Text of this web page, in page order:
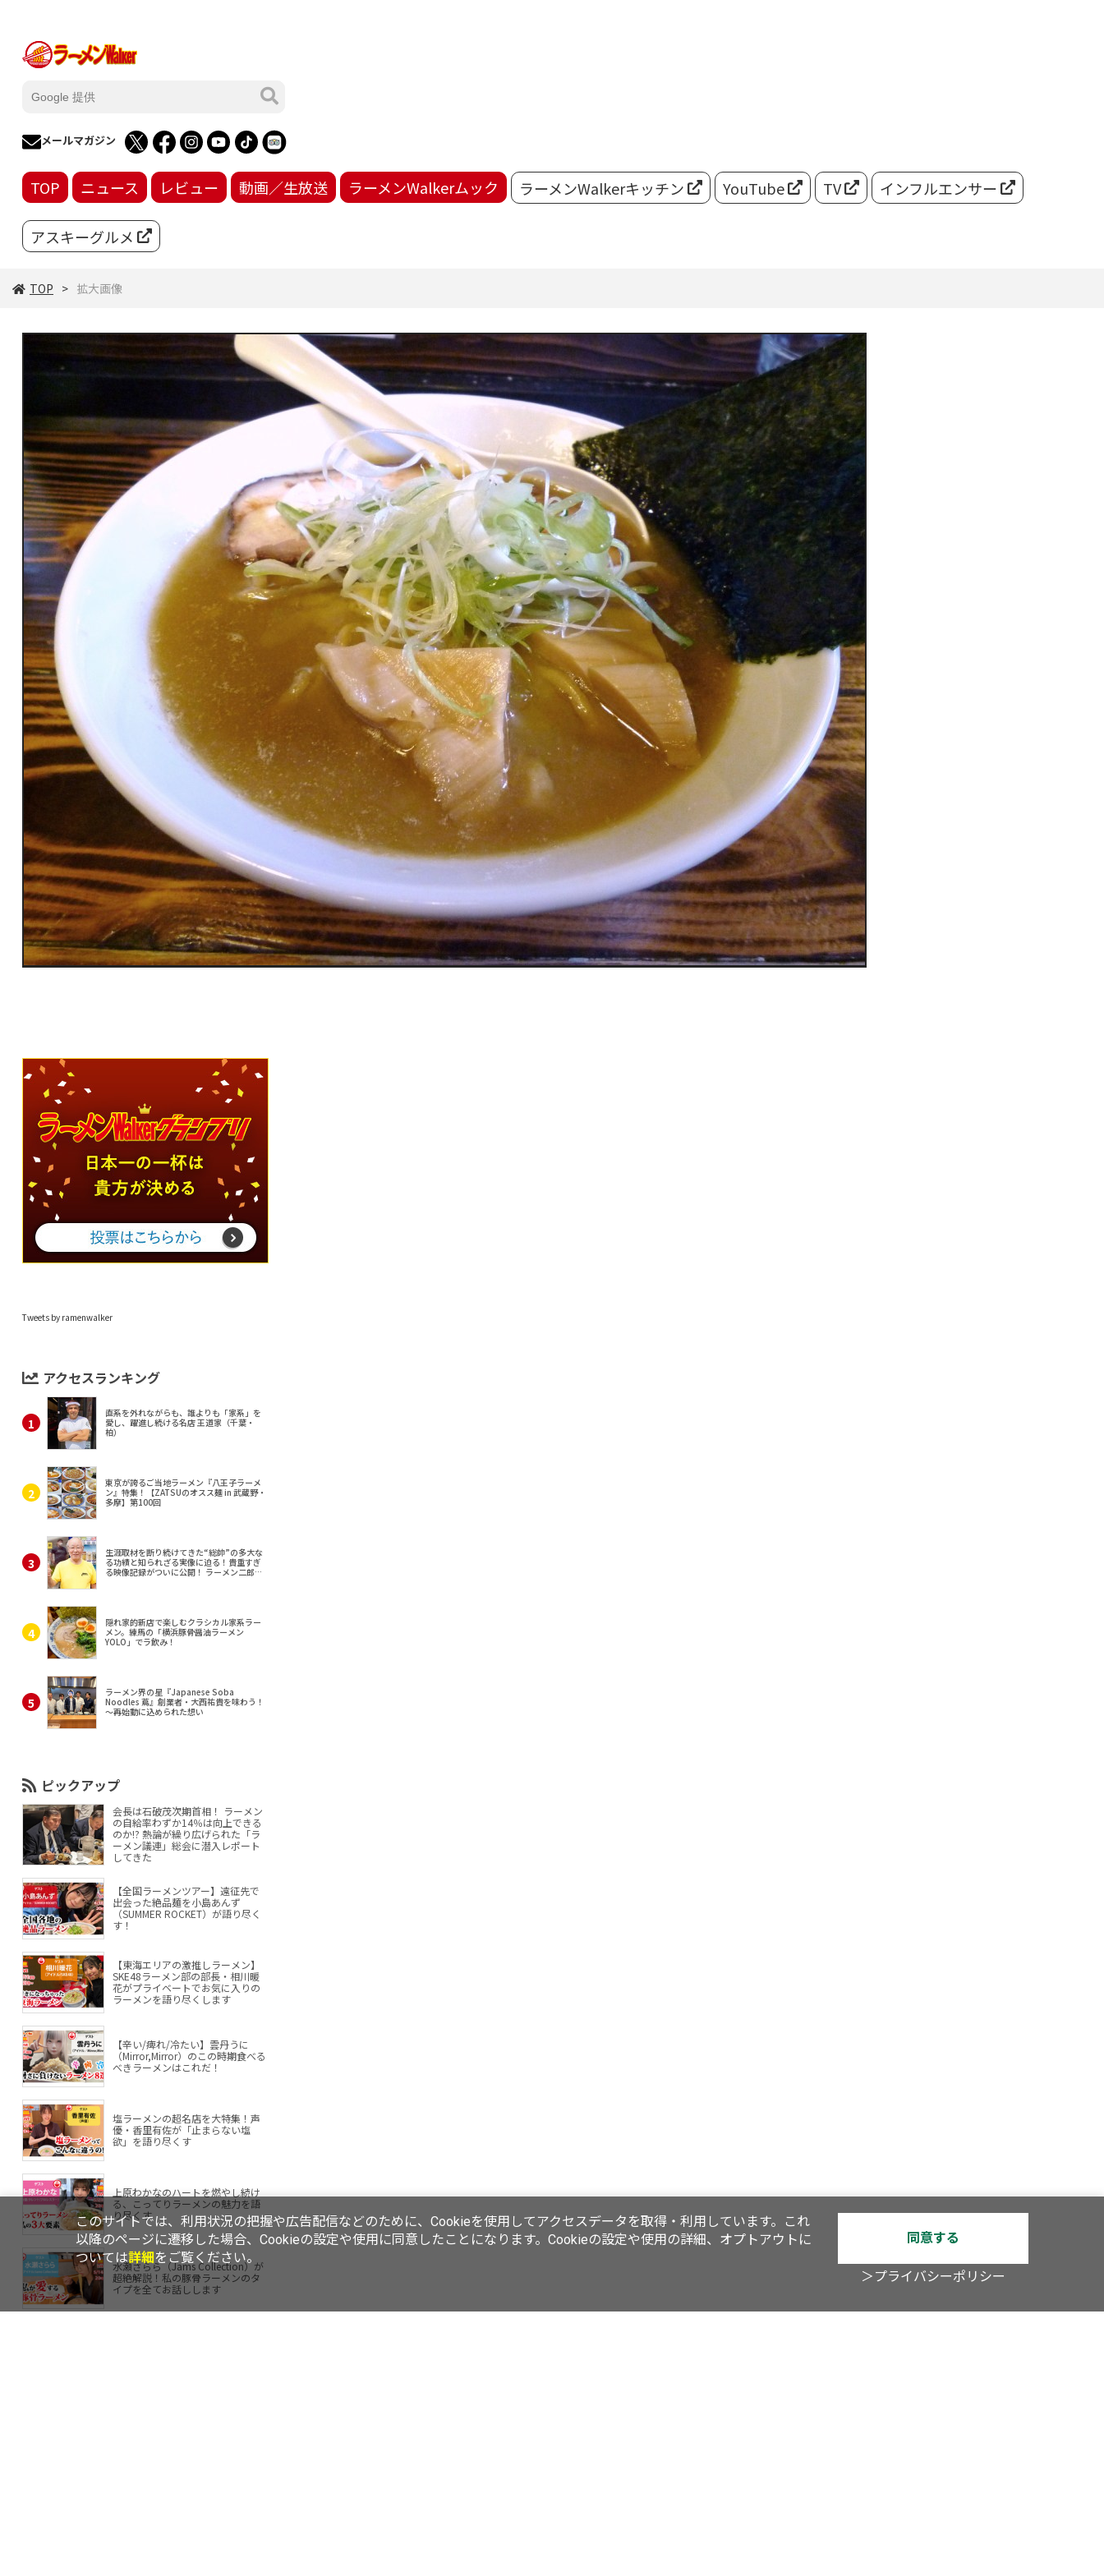
メールマガジン
TOP ニュース レビュー 動画／生放送 ラーメンWalkerムック ラーメンWalkerキッチン YouTube TV インフルエンサー
アスキーグルメ
TOP 拡大画像
Tweets by ramenwalker
アクセスランキング
直系を外れながらも、誰よりも「家系」を
愛し、躍進し続ける名店 王道家（千葉・
柏）
東京が誇るご当地ラーメン『八王子ラーメ
ン』特集！【ZATSUのオスス麺 in 武蔵野・
多摩】第100回
生涯取材を断り続けてきた“総帥”の多大な
る功績と知られざる実像に迫る！貴重すぎ
る映像記録がついに公開！ ラーメン二郎
隠れ家的新店で楽しむクラシカル家系ラー
メン。練馬の「横浜豚骨醤油ラーメン
YOLO」でラ飲み！
ラーメン界の星『Japanese Soba
Noodles 蔦』創業者・大西祐貴を味わう！
～再始動に込められた想い
ピックアップ
会長は石破茂次期首相！ ラーメン
の自給率わずか14％は向上できる
のか!? 熱論が繰り広げられた「ラ
ーメン議連」総会に潜入レポート
してきた
【全国ラーメンツアー】遠征先で
出会った絶品麺を小島あんず
（SUMMER ROCKET）が語り尽く
す！
【東海エリアの激推しラーメン】
SKE48ラーメン部の部長・相川暖
花がプライベートでお気に入りの
ラーメンを語り尽くします
【辛い/痺れ/冷たい】雲丹うに
（Mirror,Mirror）のこの時期食べる
べきラーメンはこれだ！
塩ラーメンの超名店を大特集！声
優・香里有佐が「止まらない塩
欲」を語り尽くす
上原わかなのハートを燃やし続け
る、こってりラーメンの魅力を語
り尽くす
水瀬さらら（Jams Collection）が
超絶解説！私の豚骨ラーメンのタ
イプを全てお話しします
このサイトでは、利用状況の把握や広告配信などのために、Cookieを使用してアクセスデータを取得・利用しています。これ
以降のページに遷移した場合、Cookieの設定や使用に同意したことになります。Cookieの設定や使用の詳細、オプトアウトに
ついては詳細をご覧ください。
同意する
＞プライバシーポリシー